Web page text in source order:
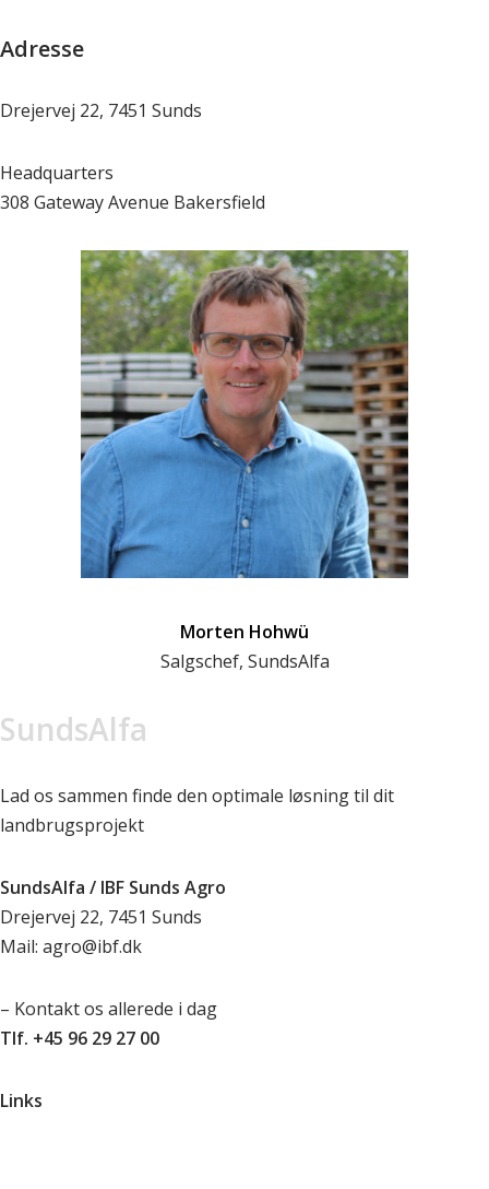
Adresse
Drejervej 22, 7451 Sunds
Headquarters
308 Gateway Avenue Bakersfield
Morten Hohwü
Salgschef, SundsAlfa
SundsAlfa
Lad os sammen finde den optimale løsning til dit
landbrugsprojekt
SundsAlfa / IBF Sunds Agro
Drejervej 22, 7451 Sunds
Mail: agro@ibf.dk
– Kontakt os allerede i dag
Tlf. +45 96 29 27 00
Links